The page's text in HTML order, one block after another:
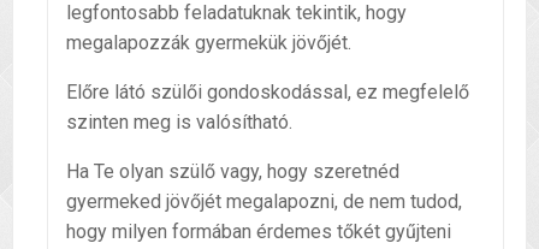
legfontosabb feladatuknak tekintik, hogy
megalapozzák gyermekük jövőjét.
Előre látó szülői gondoskodással, ez megfelelő
szinten meg is valósítható.
Ha Te olyan szülő vagy, hogy szeretnéd
gyermeked jövőjét megalapozni, de nem tudod,
hogy milyen formában érdemes tőkét gyűjteni